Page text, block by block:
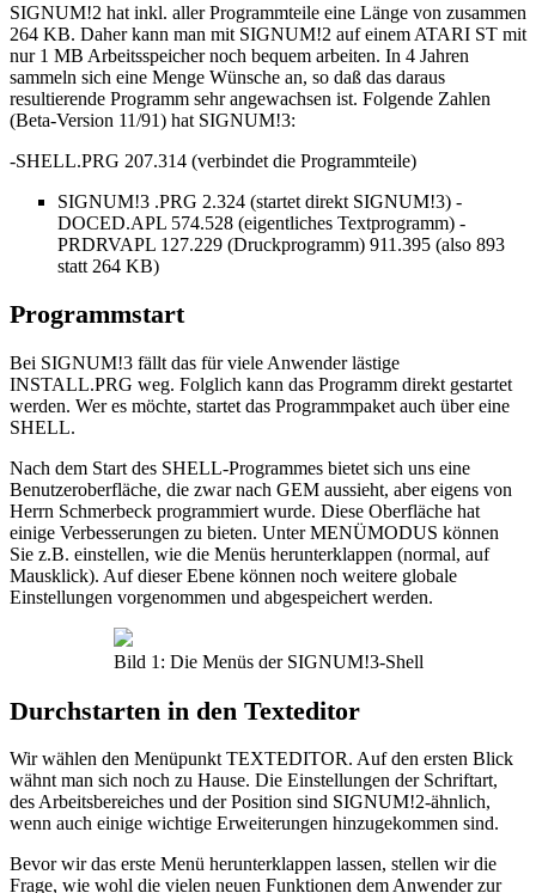
SIGNUM!2 hat inkl. aller Programmteile eine Länge von zusammen
264 KB. Daher kann man mit SIGNUM!2 auf einem ATARI ST mit
nur 1 MB Arbeitsspeicher noch bequem arbeiten. In 4 Jahren
sammeln sich eine Menge Wünsche an, so daß das daraus
resultierende Programm sehr angewachsen ist. Folgende Zahlen
(Beta-Version 11/91) hat SIGNUM!3:
-SHELL.PRG 207.314 (verbindet die Programmteile)
SIGNUM!3 .PRG 2.324 (startet direkt SIGNUM!3) -
DOCED.APL 574.528 (eigentliches Textprogramm) -
PRDRVAPL 127.229 (Druckprogramm) 911.395 (also 893
statt 264 KB)
Programmstart
Bei SIGNUM!3 fällt das für viele Anwender lästige
INSTALL.PRG weg. Folglich kann das Programm direkt gestartet
werden. Wer es möchte, startet das Programmpaket auch über eine
SHELL.
Nach dem Start des SHELL-Programmes bietet sich uns eine
Benutzeroberfläche, die zwar nach GEM aussieht, aber eigens von
Herrn Schmerbeck programmiert wurde. Diese Oberfläche hat
einige Verbesserungen zu bieten. Unter MENÜMODUS können
Sie z.B. einstellen, wie die Menüs herunterklappen (normal, auf
Mausklick). Auf dieser Ebene können noch weitere globale
Einstellungen vorgenommen und abgespeichert werden.
Bild 1: Die Menüs der SIGNUM!3-Shell
Durchstarten in den Texteditor
Wir wählen den Menüpunkt TEXTEDITOR. Auf den ersten Blick
wähnt man sich noch zu Hause. Die Einstellungen der Schriftart,
des Arbeitsbereiches und der Position sind SIGNUM!2-ähnlich,
wenn auch einige wichtige Erweiterungen hinzugekommen sind.
Bevor wir das erste Menü herunterklappen lassen, stellen wir die
Frage, wie wohl die vielen neuen Funktionen dem Anwender zur